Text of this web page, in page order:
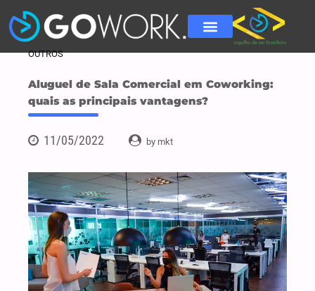
OUTROS
Aluguel de Sala Comercial em Coworking:
quais as principais vantagens?
11/05/2022 by mkt